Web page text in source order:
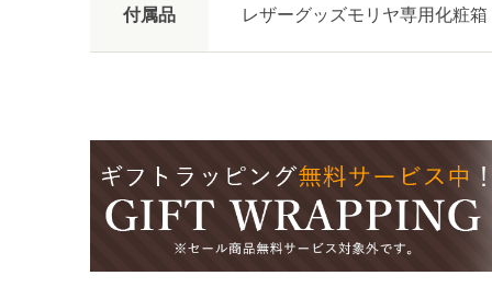
付属品 レザーグッズモリヤ専用化粧箱